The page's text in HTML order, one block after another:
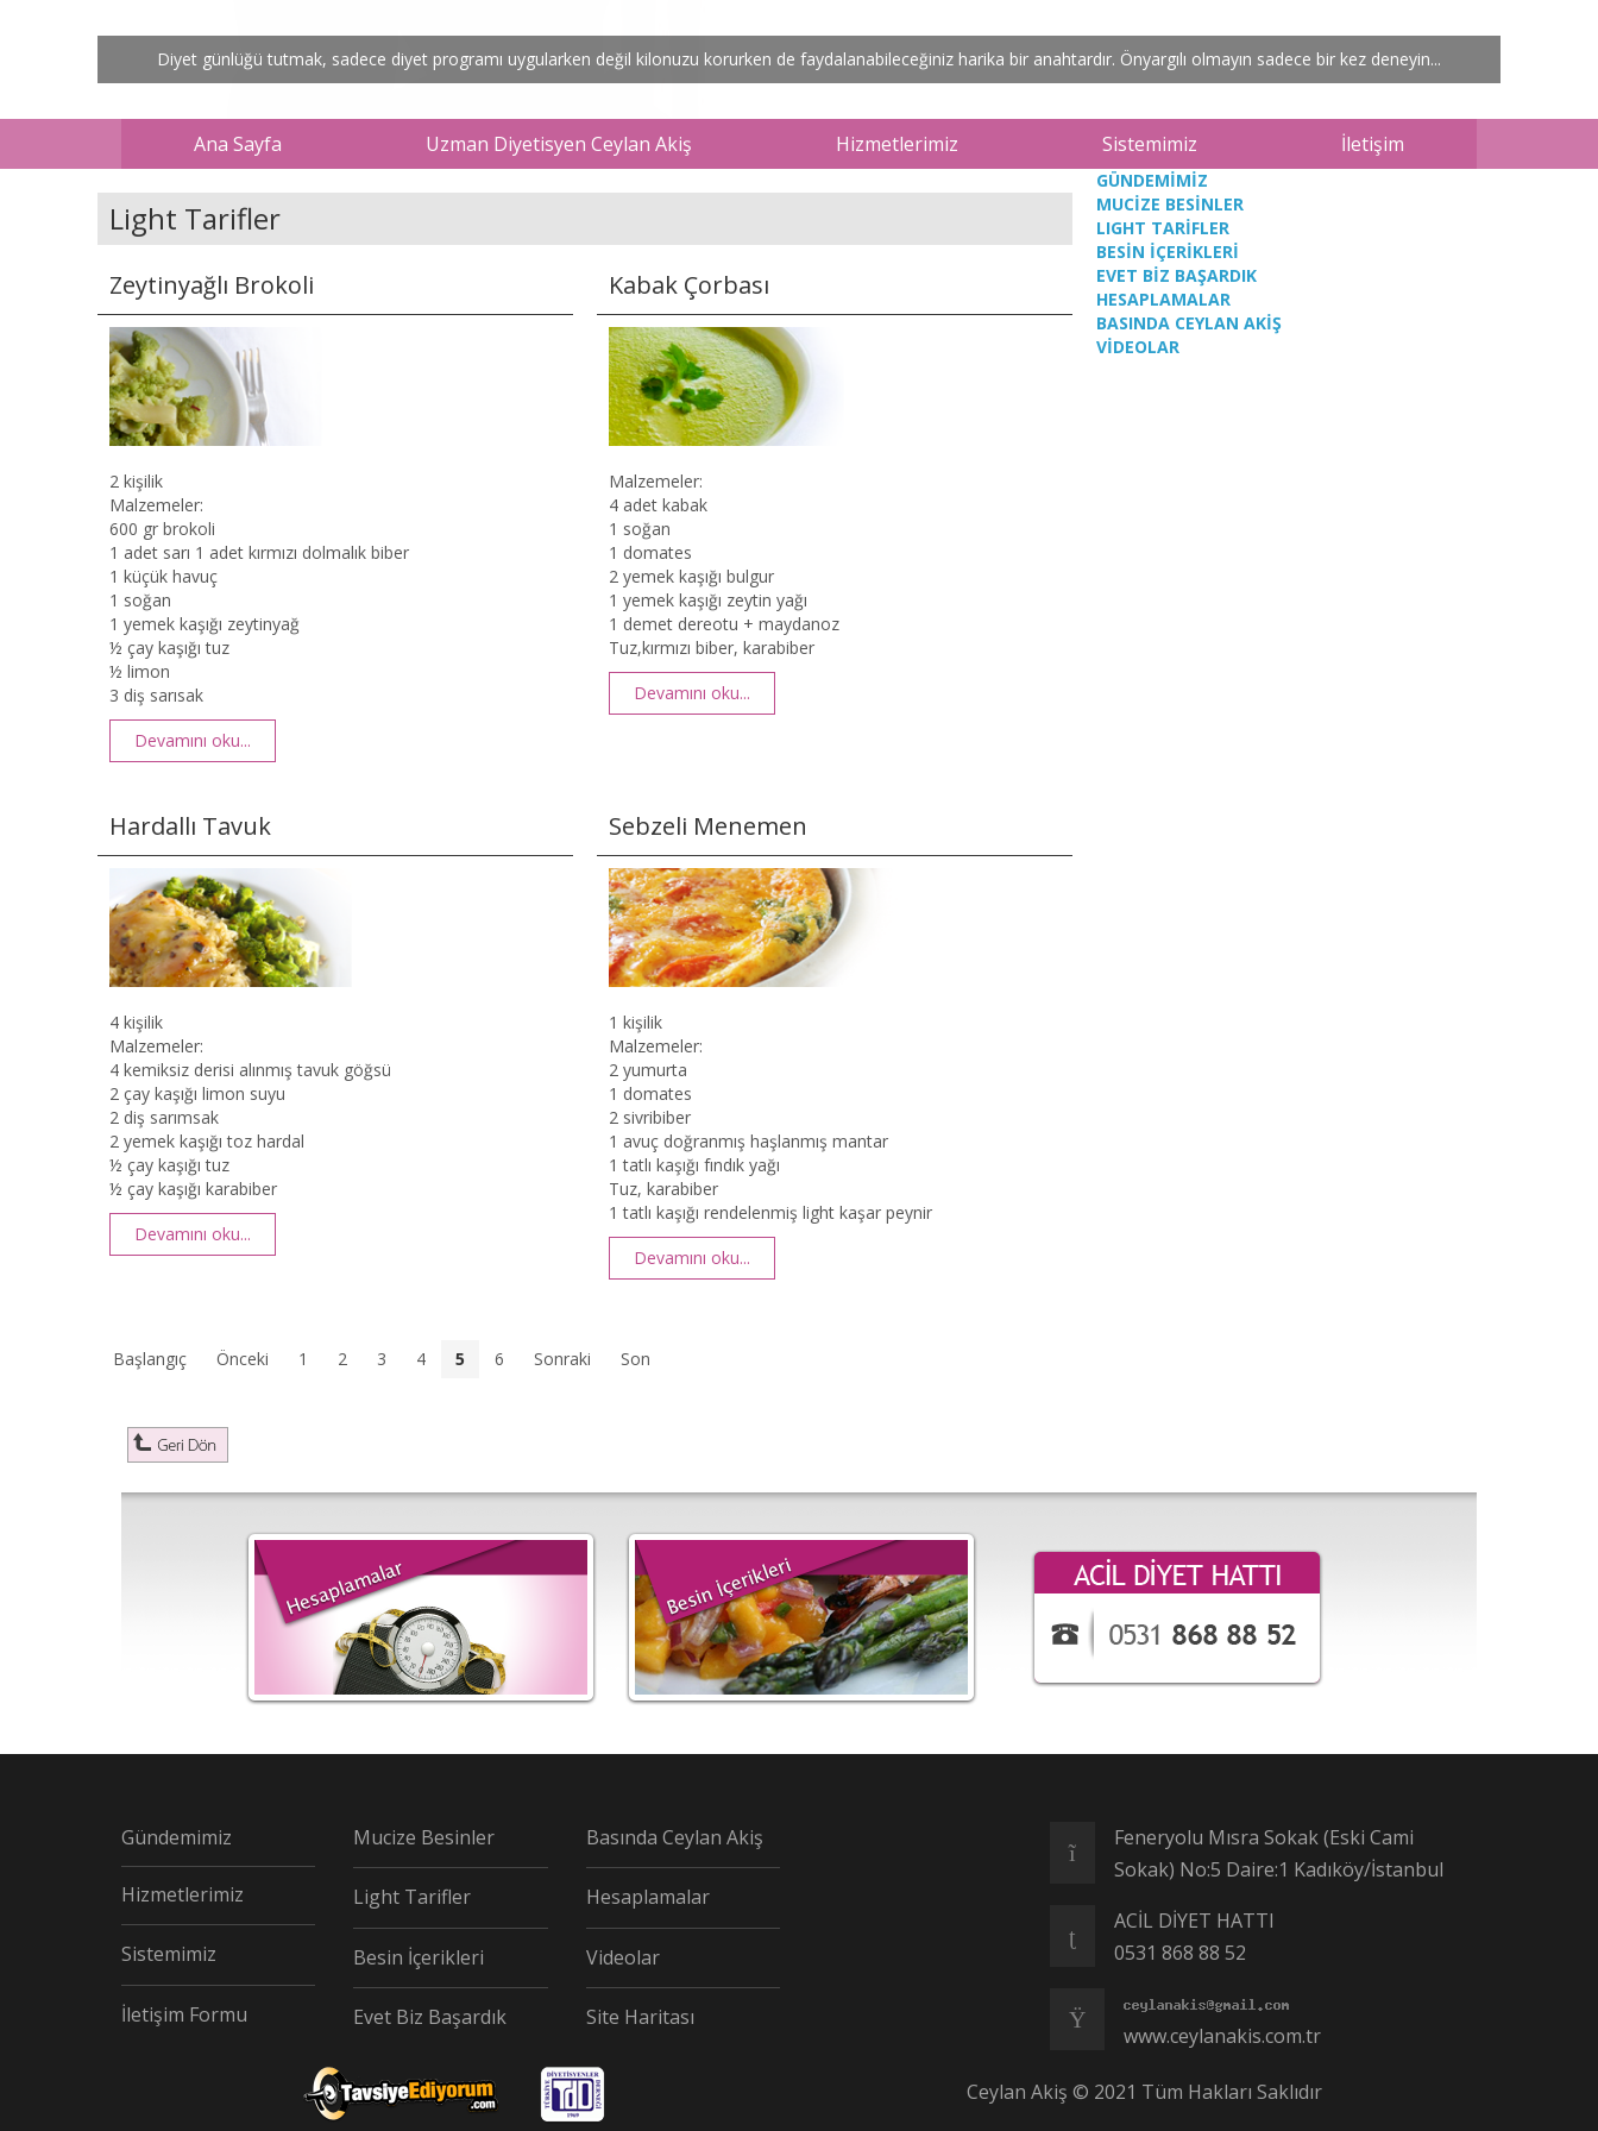
Diyet günlüğü tutmak, sadece diyet programı uygularken değil kilonuzu korurken de faydalanabileceğiniz harika bir anahtardır. Önyargılı olmayın sadece bir kez deneyin...
Ana Sayfa Uzman Diyetisyen Ceylan Akiş Hizmetlerimiz Sistemimiz İletişim
Light Tarifler
Zeytinyağlı Brokoli
2 kişilik
Malzemeler:
600 gr brokoli
1 adet sarı 1 adet kırmızı dolmalık biber
1 küçük havuç
1 soğan
1 yemek kaşığı zeytinyağ
½ çay kaşığı tuz
½ limon
3 diş sarısak
Devamını oku...
Kabak Çorbası
Malzemeler:
4 adet kabak
1 soğan
1 domates
2 yemek kaşığı bulgur
1 yemek kaşığı zeytin yağı
1 demet dereotu + maydanoz
Tuz,kırmızı biber, karabiber
Devamını oku...
Hardallı Tavuk
4 kişilik
Malzemeler:
4 kemiksiz derisi alınmış tavuk göğsü
2 çay kaşığı limon suyu
2 diş sarımsak
2 yemek kaşığı toz hardal
½ çay kaşığı tuz
½ çay kaşığı karabiber
Devamını oku...
Sebzeli Menemen
1 kişilik
Malzemeler:
2 yumurta
1 domates
2 sivribiber
1 avuç doğranmış haşlanmış mantar
1 tatlı kaşığı fındık yağı
Tuz, karabiber
1 tatlı kaşığı rendelenmiş light kaşar peynir
Devamını oku...
Başlangıç Önceki 1 2 3 4 5 6 Sonraki Son
GÜNDEMİMİZ
MUCİZE BESİNLER
LIGHT TARİFLER
BESİN İÇERİKLERİ
EVET BİZ BAŞARDIK
HESAPLAMALAR
BASINDA CEYLAN AKİŞ
VİDEOLAR
Gündemimiz
Hizmetlerimiz
Sistemimiz
İletişim Formu
Mucize Besinler
Light Tarifler
Besin İçerikleri
Evet Biz Başardık
Basında Ceylan Akiş
Hesaplamalar
Videolar
Site Haritası
Feneryolu Mısra Sokak (Eski Cami
Sokak) No:5 Daire:1 Kadıköy/İstanbul
ACİL DİYET HATTI
0531 868 88 52
www.ceylanakis.com.tr
Ceylan Akiş © 2021 Tüm Hakları Saklıdır